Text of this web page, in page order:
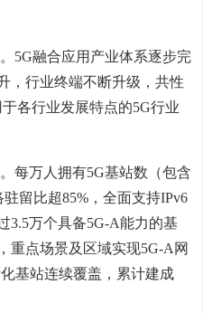
5G融合应用产业体系逐步完
，行业终端不断升级，共性
各行业发展特点的5G行业
每万人拥有5G基站数（包含
留比超85%，全面支持IPv6
3.5万个具备5G-A能力的基
重点场景及区域实现5G-A网
基站连续覆盖，累计建成